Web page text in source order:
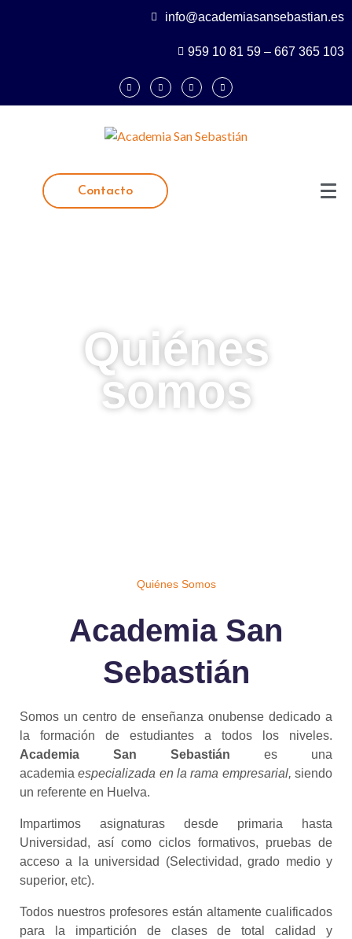
info@academiasansebastian.es
959 10 81 59 – 667 365 103
Contacto
Quiénes
somos
Quiénes Somos
Academia San
Sebastián
Somos un centro de enseñanza onubense dedicado a
la formación de estudiantes a todos los niveles.
Academia San Sebastián es una
academiaespecializada en la rama empresarial,siendo
un referente en Huelva.
Impartimos asignaturas desde primaria hasta
Universidad, así como ciclos formativos, pruebas de
acceso a la universidad (Selectividad, grado medio y
superior, etc).
Todos nuestros profesores están altamente cualificados
para la impartición de clases de total calidad y